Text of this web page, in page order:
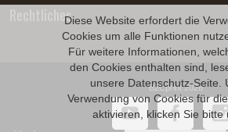
Diese Website erfordert die
Cookies um alle Funktionen
Für weitere Informationen,
den Cookies enthalten sind,
unsere Datenschutz-Seite.
Verwendung von Cookies für
aktivieren, klicken Sie bitte
Rechtliches
B2Cprint 2026